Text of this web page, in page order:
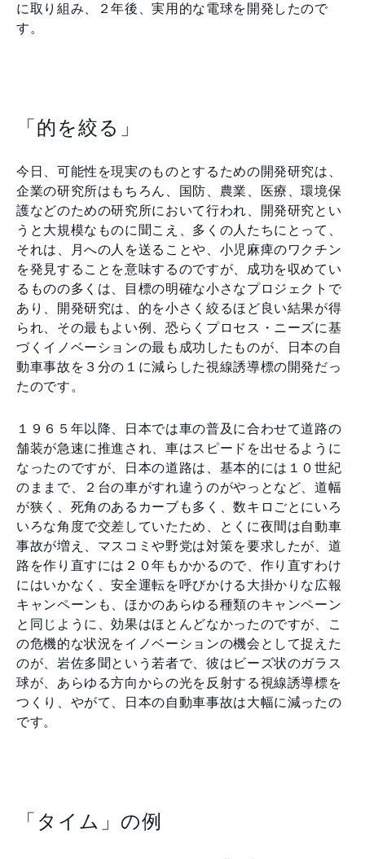
に取り組み、２年後、実用的な電球を開発したので
す。
「的を絞る」
今日、可能性を現実のものとするための開発研究は、
企業の研究所はもちろん、国防、農業、医療、環境保
護などのための研究所において行われ、開発研究とい
うと大規模なものに聞こえ、多くの人たちにとって、
それは、月への人を送ることや、小児麻痺のワクチン
を発見することを意味するのですが、成功を収めてい
るものの多くは、目標の明確な小さなプロジェクトで
あり、開発研究は、的を小さく絞るほど良い結果が得
られ、その最もよい例、恐らくプロセス・ニーズに基
づくイノベーションの最も成功したものが、日本の自
動車事故を３分の１に減らした視線誘導標の開発だっ
たのです。
１９６５年以降、日本では車の普及に合わせて道路の
舗装が急速に推進され、車はスピードを出せるように
なったのですが、日本の道路は、基本的には１０世紀
のままで、２台の車がすれ違うのがやっとなど、道幅
が狭く、死角のあるカーブも多く、数キロごとにいろ
いろな角度で交差していたため、とくに夜間は自動車
事故が増え、マスコミや野党は対策を要求したが、道
路を作り直すには２０年もかかるので、作り直すわけ
にはいかなく、安全運転を呼びかける大掛かりな広報
キャンペーンも、ほかのあらゆる種類のキャンペーン
と同じように、効果はほとんどなかったのですが、こ
の危機的な状況をイノベーションの機会として捉えた
のが、岩佐多聞という若者で、彼はビーズ状のガラス
球が、あらゆる方向からの光を反射する視線誘導標を
つくり、やがて、日本の自動車事故は大幅に減ったの
です。
「タイム」の例